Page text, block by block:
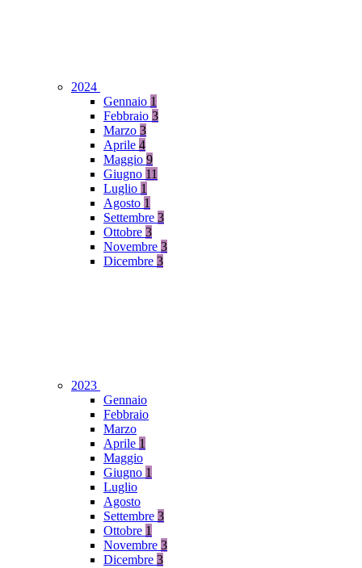
2024
Gennaio 1
Febbraio 3
Marzo 3
Aprile 4
Maggio 9
Giugno 11
Luglio 1
Agosto 1
Settembre 3
Ottobre 3
Novembre 3
Dicembre 3
2023
Gennaio
Febbraio
Marzo
Aprile 1
Maggio
Giugno 1
Luglio
Agosto
Settembre 3
Ottobre 1
Novembre 3
Dicembre 3